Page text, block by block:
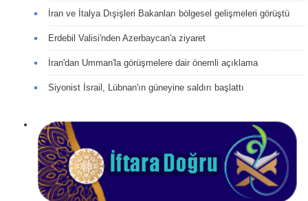
İran ve İtalya Dışişleri Bakanları bölgesel gelişmeleri görüştü
Erdebil Valisi'nden Azerbaycan'a ziyaret
İran'dan Umman'la görüşmelere dair önemli açıklama
Siyonist İsrail, Lübnan'ın güneyine saldırı başlattı